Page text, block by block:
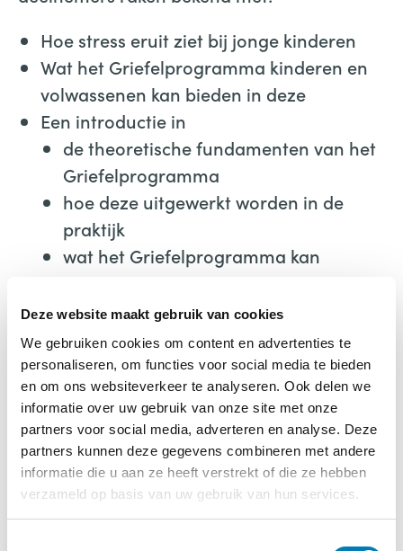
Deze website maakt gebruik van cookies
We gebruiken cookies om content en advertenties te
personaliseren, om functies voor social media te bieden
en om ons websiteverkeer te analyseren. Ook delen we
informatie over uw gebruik van onze site met onze
partners voor social media, adverteren en analyse. Deze
partners kunnen deze gegevens combineren met andere
informatie die u aan ze heeft verstrekt of die ze hebben
verzameld op basis van uw gebruik van hun services.
Hoe stress eruit ziet bij jonge kinderen
Wat het Griefelprogramma kinderen en
volwassenen kan bieden in deze
Een introductie in
de theoretische fundamenten van het
Griefelprogramma
hoe deze uitgewerkt worden in de
praktijk
wat het Griefelprogramma kan
Wat ervoor nodig is om zelf het
Griefelprogramma uit te kunnen voeren
Eveline besluit haar webinar met praktische
handvaten voor de praktijk.
Ja, ik wil dit webinar nabestellen >>
Dit is een opgenomen webinar